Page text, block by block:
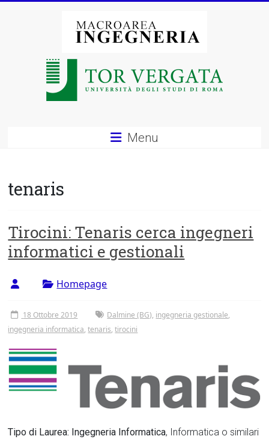
Macroarea
degli
di
Roma
Tor
Vergata
Menu
tenaris
Tirocini: Tenaris cerca ingegneri
informatici e gestionali
Homepage
18 Ottobre 2019 Dalmine (BG), ingegneria gestionale,
ingegneria informatica,tenaris,tirocini
Tipo di Laurea: Ingegneria Informatica, Informatica o similari